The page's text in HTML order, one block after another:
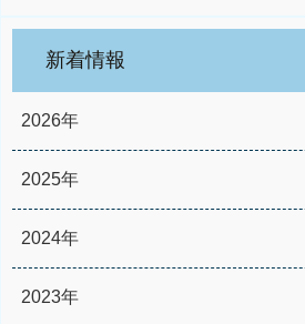
新着情報
2026年
2025年
2024年
2023年